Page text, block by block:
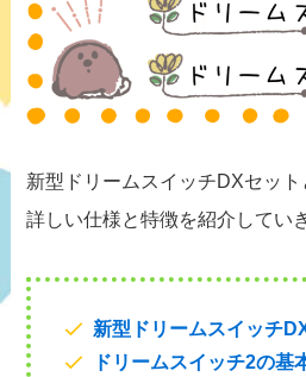
新型ドリームスイッチDXセッ
詳しい仕様と特徴を紹介してい
新型ドリームスイッチ
ドリームスイッチ2の基